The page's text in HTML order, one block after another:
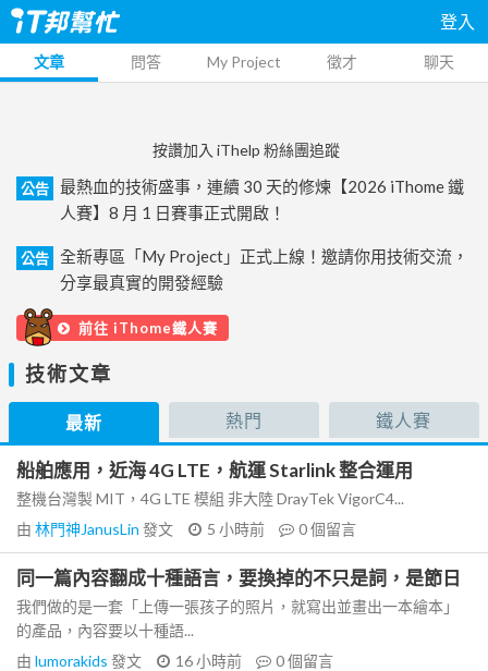
登入
文章 問答 My Project 徵才 聊天
按讚加入 iThelp 粉絲團追蹤
公告
最熱血的技術盛事，連續 30 天的修煉【2026 iThome 鐵
人賽】8 月 1 日賽事正式開啟！
公告
全新專區「My Project」正式上線！邀請你用技術交流，
分享最真實的開發經驗
前往 iThome鐵人賽
技術文章
最新 熱門 鐵人賽
船舶應用，近海 4G LTE，航運 Starlink 整合運用
整機台灣製 MIT，4G LTE 模組 非大陸 DrayTek VigorC4...
由 林門神JanusLin 發文 5 小時前 0個留言
同一篇內容翻成十種語言，要換掉的不只是詞，是節日
我們做的是一套「上傳一張孩子的照片，就寫出並畫出一本繪本」
的產品，內容要以十種語...
由 lumorakids 發文 16 小時前 0個留言